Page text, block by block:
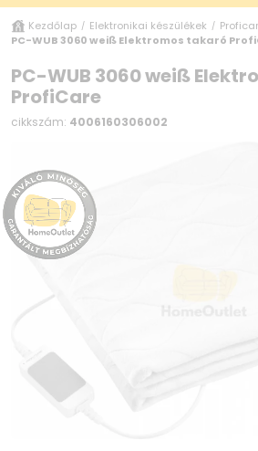
Kezdőlap / Elektronikai készülékek /
PC-WUB 3060 weiß Elektromos takaró
PC-WUB 3060 weiß
ProfiCare
cikkszám: 4006160306002